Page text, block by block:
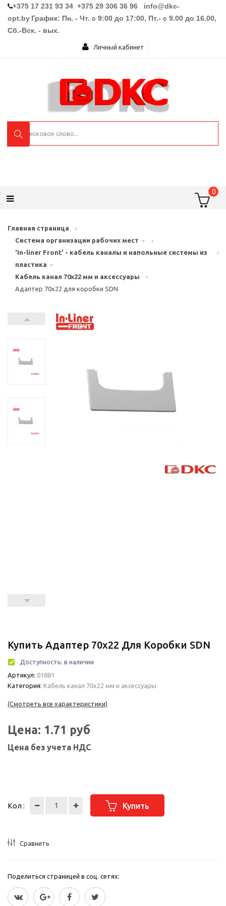
+375 17 231 93 34 +375 29 306 36 96 info@dkc-
opt.by График: Пн. - Чт. с 9:00 до 17:00, Пт.- с 9.00 до 16.00,
Сб.-Вск. - вых.
Личный кабинет
0
Главная страница
›
Система организации рабочих мест
›
'In-liner Front' - кабель каналы и напольные системы из
пластика
›
Кабель канал 70х22 мм и аксессуары
›
Адаптер 70х22 для коробки SDN
Купить Адаптер 70х22 Для Коробки SDN
Доступность: в наличии
Артикул: 01881
Категория: Кабель канал 70х22 мм и аксессуары
(Смотреть все характеристики)
Цена: 1.71 руб
Цена без учета НДС
Кол : Купить
Сравнить
Поделиться страницей в соц. сетях: